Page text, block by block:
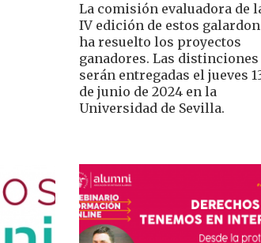
La comisión evaluadora de
IV edición de estos
ha resuelto los proyectos
ganadores. Las distinciones
serán entregadas el jueves
de junio de 2024 en la
Universidad de Sevilla.